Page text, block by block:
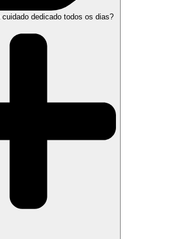
dedicado todos os dias?